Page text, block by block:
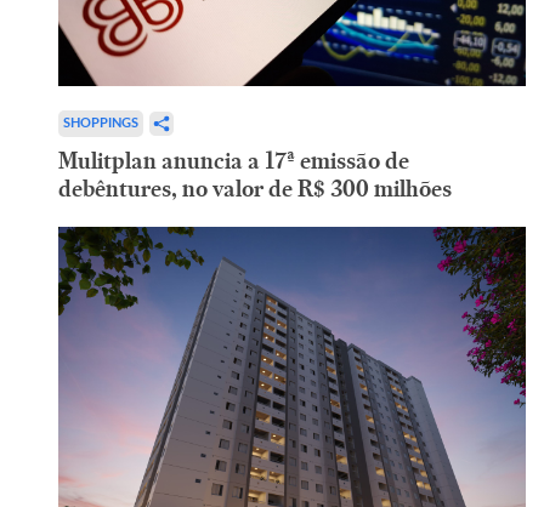
SHOPPINGS
Mulitplan anuncia a 17ª emissão de
debêntures, no valor de R$ 300 milhões